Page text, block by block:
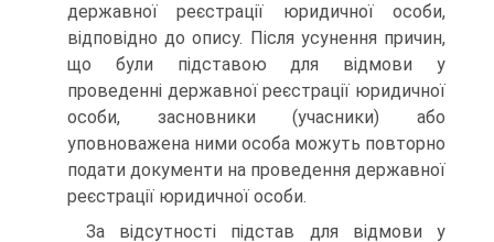
державної реєстрації юридичної особи,
відпові­дно до опису. Після усунення причин,
що були підставою для відмови у
проведенні державної реєстрації юридичної
особи, засновники (учасники) або
уповноважена ними особа можуть повторно
подати документи на проведення держав­ної
реєстрації юридичної особи.
За відсутності підстав для відмови у